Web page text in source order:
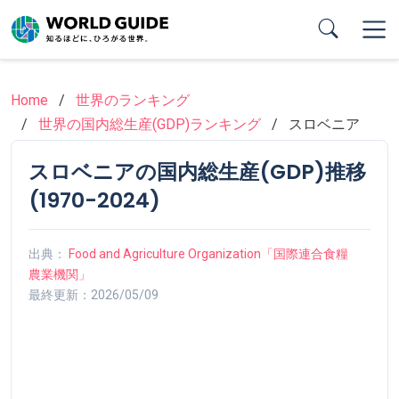
to
main
Home
世界のランキング
世界の国内総生産(GDP)ランキング
スロベニア
スロベニアの国内総生産(GDP)推移
(1970-2024)
出典：
Food and Agriculture Organization「国際連合食糧
農業機関」
最終更新：2026/05/09